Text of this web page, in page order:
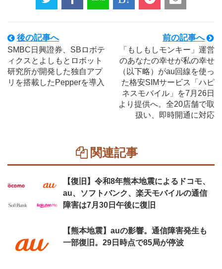
後の記事へ
SMBC日興證券、SBロボテ
ィクスとよしもとロボット
研究所が開発した独自アプ
リを搭載したPepperを導入
前の記事へ
「もしもしモンキー」運営
のあなたの幸せが私の幸せ
（以下略）がau回線を使っ
た格安SIMサービス「ハピ
ネスモバイル」を7月26日
より提供へ。全20店舗で取
扱い、即時開通に対応
関連記事
【復旧】令和8年熊本地震によるドコモ、
au、ソフトバンク、楽天モバイルの通信
障害は7月30日午後に復旧
【熊本地震】auの影響。通信障害発生も
一部復旧。29日時点で85局が停波